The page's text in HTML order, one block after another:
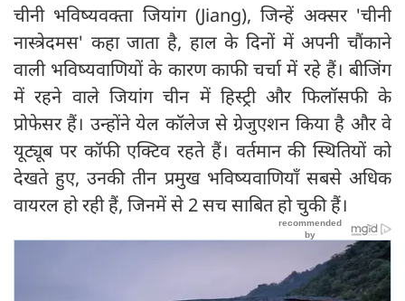
चीनी भविष्यवक्ता जियांग (Jiang), जिन्हें अक्सर 'चीनी
नास्त्रेदमस' कहा जाता है, हाल के दिनों में अपनी चौंकाने
वाली भविष्यवाणियों के कारण काफी चर्चा में रहे हैं। बीजिंग
में रहने वाले जियांग चीन में हिस्ट्री और फिलॉसफी के
प्रोफेसर हैं। उन्होंने येल कॉलेज से ग्रेजुएशन किया है और वे
यूट्यूब पर कॉफी एक्टिव रहते हैं। वर्तमान की स्थितियों को
देखते हुए, उनकी तीन प्रमुख भविष्यवाणियाँ सबसे अधिक
वायरल हो रही हैं, जिनमें से 2 सच साबित हो चुकी हैं।